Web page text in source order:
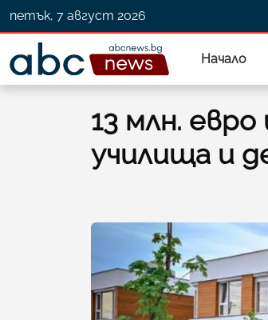
петък, 7 август 2026
Начало
13 млн.
училища и